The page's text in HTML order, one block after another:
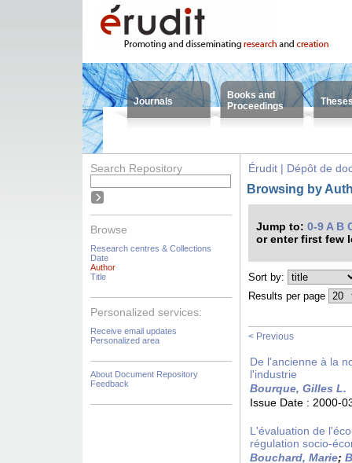
Journals
Books and
Proceedings
Search Repository
Browse
Research centres & Collections
Date
Author
Title
Personalized services:
Receive email updates
Personalized area
About Document Repository
Feedback
Érudit | Dépôt de
Browsing by
Jump to: 0-9 A B
or enter first few
Sort by:
Results per page
< Previous
De l'ancienne à la
l'industrie
Bourque, Gilles L.
Issue Date : 2000-
L'évaluation de
régulation socio-
Bouchard, Marie;